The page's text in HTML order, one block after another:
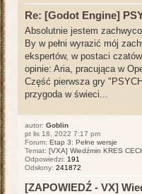
Re: [Godot Engine]
Absolutnie jestem
By w pełni wyrazić mój
ekspertów, w postaci
opinie: Aria, pracująca w
Część pierwsza gry
przygoda w świeci...
autor: Goblin
pt lis 18, 2022 7:17 pm
Forum: Etap 3: Pełne wersje
Temat: [VXA] Wiedźmin KRES
Odpowiedzi: 191
Odsłony: 241872
[ZAPOWIEDŹ - VX]